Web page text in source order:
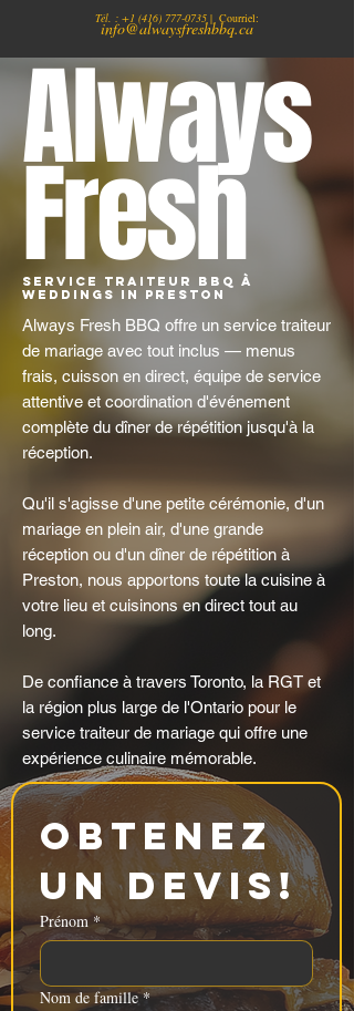
Tél. : +1 (416) 777-0735 | Courriel:
info@alwaysfreshbbq.ca
Always
Fresh
Service traiteur BBQ à
Weddings in Preston
Always Fresh BBQ offre un service traiteur
de mariage avec tout inclus — menus
frais, cuisson en direct, équipe de service
attentive et coordination d'événement
complète du dîner de répétition jusqu'à la
réception.
Qu'il s'agisse d'une petite cérémonie, d'un
mariage en plein air, d'une grande
réception ou d'un dîner de répétition à
Preston, nous apportons toute la cuisine à
votre lieu et cuisinons en direct tout au
long.
De confiance à travers Toronto, la RGT et
la région plus large de l'Ontario pour le
service traiteur de mariage qui offre une
expérience culinaire mémorable.
Obtenez
un devis!
Prénom *
Nom de famille *